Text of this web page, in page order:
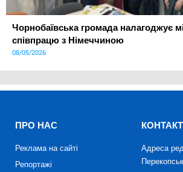
Чорнобаївська громада налагоджує
співпрацю з Німеччиною
08/05/2026
ПРО НАС
Реклама на сайті
Репортажі
Адреса